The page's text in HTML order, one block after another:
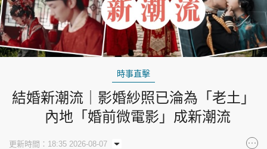
時事直擊
結婚新潮流｜影婚紗照已淪為「老土」
內地「婚前微電影」成新潮流
更新時間：18:35 2026-08-07